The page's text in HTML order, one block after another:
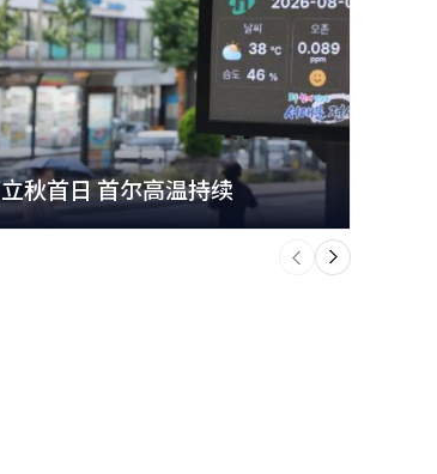
立秋首日 首尔高温持续
下
一
个